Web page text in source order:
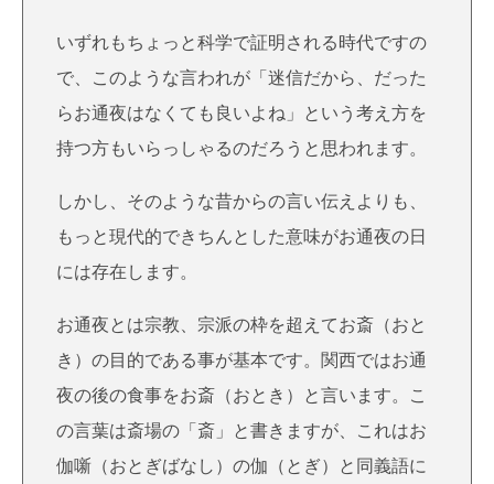
いずれもちょっと科学で証明される時代ですの
で、このような言われが「迷信だから、だった
らお通夜はなくても良いよね」という考え方を
持つ方もいらっしゃるのだろうと思われます。
しかし、そのような昔からの言い伝えよりも、
もっと現代的できちんとした意味がお通夜の日
には存在します。
お通夜とは宗教、宗派の枠を超えてお斎（おと
き）の目的である事が基本です。関西ではお通
夜の後の食事をお斎（おとき）と言います。こ
の言葉は斎場の「斎」と書きますが、これはお
伽噺（おとぎばなし）の伽（とぎ）と同義語に